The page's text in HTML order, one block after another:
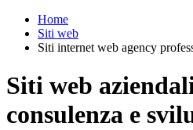
Home
Siti web
Siti internet web agency
Siti web
consulenza e